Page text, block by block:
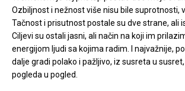
Ozbiljnost i nežnost više nisu bile suprotnosti,
Tačnost i prisutnost postale su dve strane, ali
Ciljevi su ostali jasni, ali način na koji im
energijom ljudi sa kojima radim. I najvažnije,
dalje gradi polako i pažljivo, iz susreta u
pogleda u pogled.